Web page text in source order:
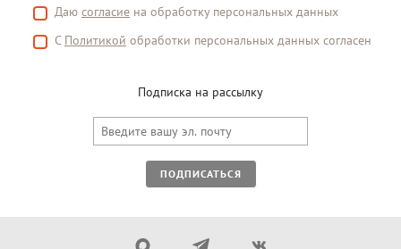
Даю согласие на обработку персональных данных
С Политикой обработки персональных данных согласен
Подписка на рассылку
ПОДПИСАТЬСЯ